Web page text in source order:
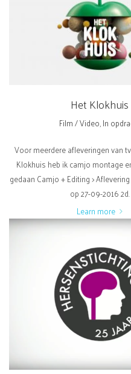
Het Klokhuis
Film / Video,In
Voor meerdere afleveringen van
Klokhuis heb ik camjo montage
gedaan Camjo + Editing >
op 27-09-2016 2d.
Learn more